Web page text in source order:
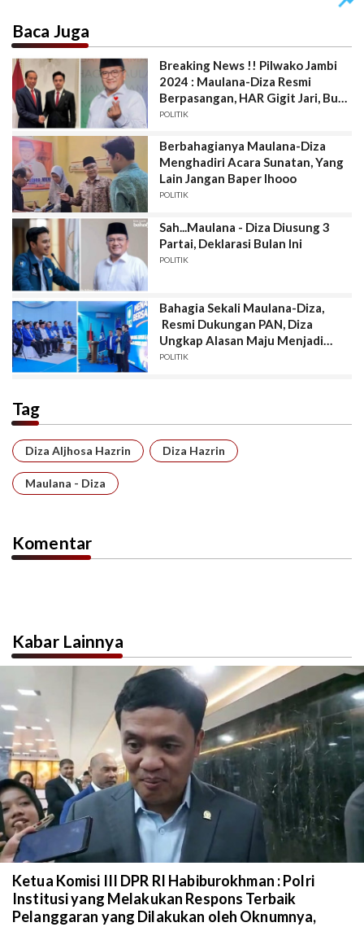
Baca Juga
Breaking News !! Pilwako Jambi
2024 : Maulana-Diza Resmi
Berpasangan, HAR Gigit Jari, Budi
Punya Pilihan Sendiri
POLITIK
Berbahagianya Maulana-Diza
Menghadiri Acara Sunatan, Yang
Lain Jangan Baper lhooo
POLITIK
Sah...Maulana - Diza Diusung 3
Partai, Deklarasi Bulan Ini
POLITIK
Bahagia Sekali Maulana-Diza,
Resmi Dukungan PAN, Diza
Ungkap Alasan Maju Menjadi
Pendamping Maulana
POLITIK
Tag
Diza Aljhosa Hazrin Diza Hazrin
Maulana - Diza
Komentar
Kabar Lainnya
Ketua Komisi III DPR RI Habiburokhman : Polri
Institusi yang Melakukan Respons Terbaik
Pelanggaran yang Dilakukan oleh Oknumnya,